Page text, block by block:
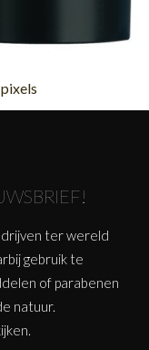
pixels
ter wereld
gebruik te
of parabenen
natuur.